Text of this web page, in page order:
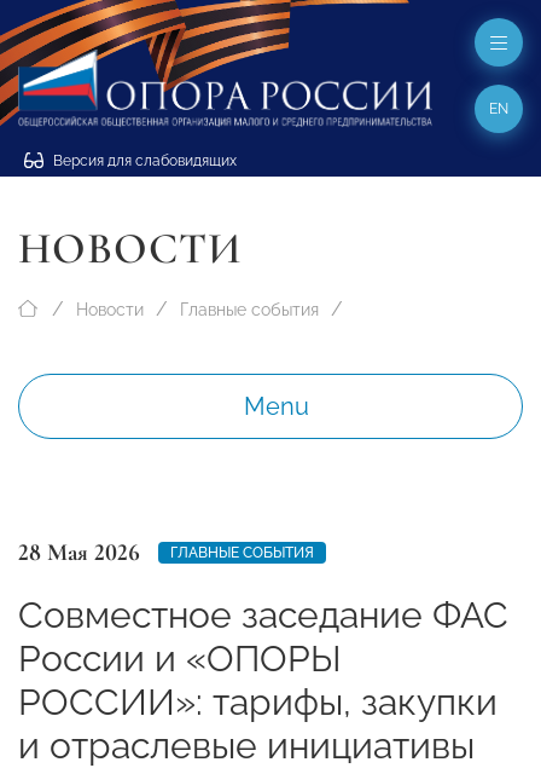
Версия для слабовидящих
EN
НОВОСТИ
Новости Главные события
Menu
28 Мая 2026 ГЛАВНЫЕ СОБЫТИЯ
Совместное заседание ФАС
России и «ОПОРЫ
РОССИИ»: тарифы, закупки
и отраслевые инициативы